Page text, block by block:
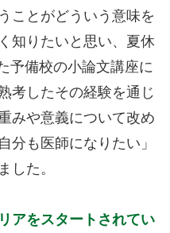
ことがどういう意味を
知りたいと思い、夏休
予備校の小論文講座に
考したその経験を通じ
みや意義について改め
分も医師になりたい」
した。
アをスタートされてい